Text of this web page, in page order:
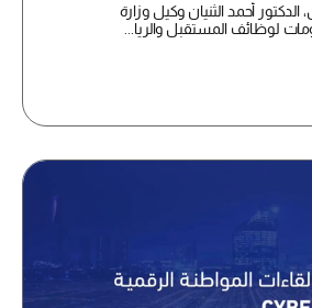
أحمد الثنيان وكيل وزارة
لوظائف المستقبل والريا...